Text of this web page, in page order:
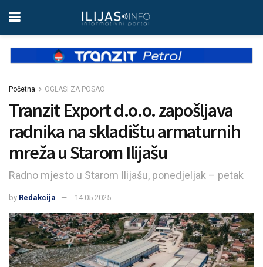
Početna OGLASI ZA POSAO
Tranzit Export d.o.o. zapošljava
radnika na skladištu armaturnih
mreža u Starom Ilijašu
Radno mjesto u Starom Ilijašu, ponedjeljak – petak
by Redakcija 14.05.2025.